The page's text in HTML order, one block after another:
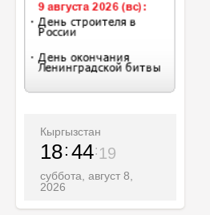
Кыргызстан
18 44 21
суббота, август 8,
2026